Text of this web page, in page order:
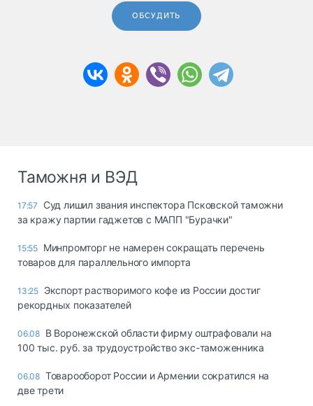
ОБСУДИТЬ
Таможня и ВЭД
17:57
Суд лишил звания инспектора Псковской таможни
за кражу партии гаджетов с МАПП "Бурачки"
15:55 Минпромторг не намерен сокращать перечень
товаров для параллельного импорта
13:25 Экспорт растворимого кофе из России достиг
рекордных показателей
06.08 В Воронежской области фирму оштрафовали на
100 тыс. руб. за трудоустройство экс-таможенника
06.08 Товарооборот России и Армении сократился на
две трети